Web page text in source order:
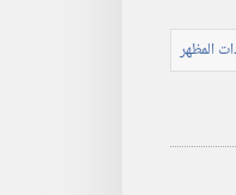
المظهر